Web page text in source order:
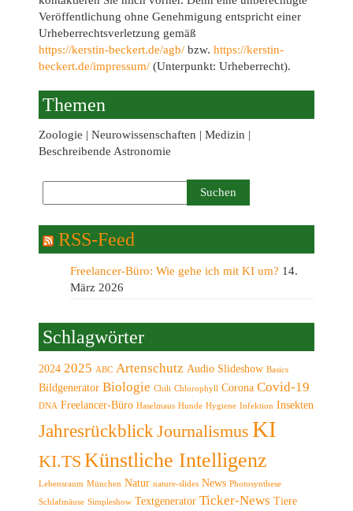
Veröffentlichung ohne Genehmigung entspricht einer
Urheberrechtsverletzung gemäß
https://kerstin-beckert.de/agb/ bzw.https://kerstin-
beckert.de/impressum/ (Unterpunkt: Urheberrecht).
Themen
Zoologie | Neurowissenschaften | Medizin |
Beschreibende Astronomie
RSS-Feed
Freelancer-Büro: Wie gehe ich mit KI um? 14.
März 2026
Schlagwörter
2024 2025 ABC Artenschutz Audio Slideshow Basics
Bildgenerator Biologie Chili Chlorophyll Corona Covid-19
DNA Freelancer-Büro Haselmaus Hunde Hygiene Infektion Insekten
Jahresrückblick Journalismus KI
KI.TS Künstliche Intelligenz
Lebensraum München Natur nature-slides News Photosynthese
Schlafmäuse Simpleshow Textgenerator Ticker-News Tiere